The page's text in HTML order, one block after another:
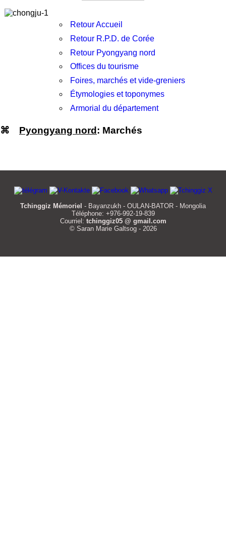
Retour Accueil
Retour R.P.D. de Corée
Retour Pyongyang nord
Offices du tourisme
Foires, marchés et vide-greniers
Étymologies et toponymes
Armorial du département
⌘ Pyongyang nord: Marchés
Tchinggiz Mémoriel - Bayanzukh - OULAN-BATOR - Mongolia
Téléphone: +976-992-19-839
Courriel: tchinggiz05 @ gmail.com
© Saran Marie Galtsog - 2026